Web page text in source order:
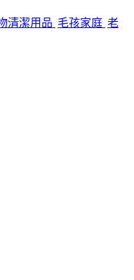
清潔用品 毛孩家庭 老